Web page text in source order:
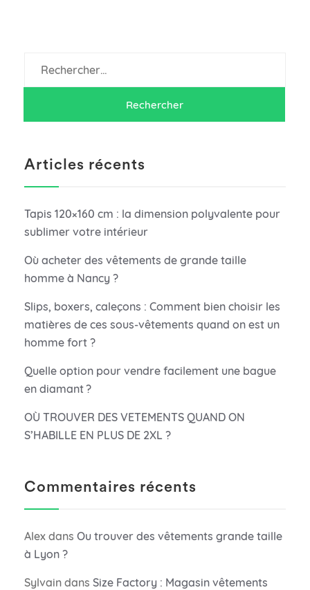
Articles récents
Tapis 120×160 cm : la dimension polyvalente pour
sublimer votre intérieur
Où acheter des vêtements de grande taille
homme à Nancy ?
Slips, boxers, caleçons : Comment bien choisir les
matières de ces sous-vêtements quand on est un
homme fort ?
Quelle option pour vendre facilement une bague
en diamant ?
OÙ TROUVER DES VETEMENTS QUAND ON
S’HABILLE EN PLUS DE 2XL ?
Commentaires récents
Alex dans Ou trouver des vêtements grande taille
à Lyon ?
Sylvain dans Size Factory : Magasin vêtements